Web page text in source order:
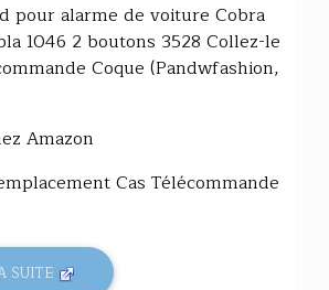
pour alarme de voiture Cobra
1046 2 boutons 3528 Collez-le
Coque (Pandwfashion,
Amazon
Cas Télécommande
SUITE